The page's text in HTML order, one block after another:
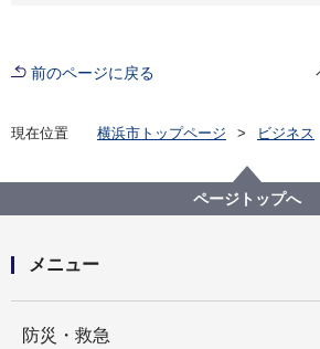
前のページに戻る
現在位置 横浜市トップページ ビジネス
【終了しました】【令和６年度】
ンティアポイント事業事務局業務
ページトップへ
メニュー
防災・救急